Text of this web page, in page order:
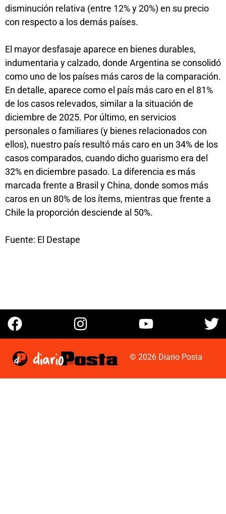
disminución relativa (entre 12% y 20%) en su precio
con respecto a los demás países.
El mayor desfasaje aparece en bienes durables,
indumentaria y calzado, donde Argentina se consolidó
como uno de los países más caros de la comparación.
En detalle, aparece como el país más caro en el 81%
de los casos relevados, similar a la situación de
diciembre de 2025. Por último, en servicios
personales o familiares (y bienes relacionados con
ellos), nuestro país resultó más caro en un 34% de los
casos comparados, cuando dicho guarismo era del
32% en diciembre pasado. La diferencia es más
marcada frente a Brasil y China, donde somos más
caros en un 80% de los ítems, mientras que frente a
Chile la proporción desciende al 50%.
Fuente: El Destape
© 2026 Diario Posta